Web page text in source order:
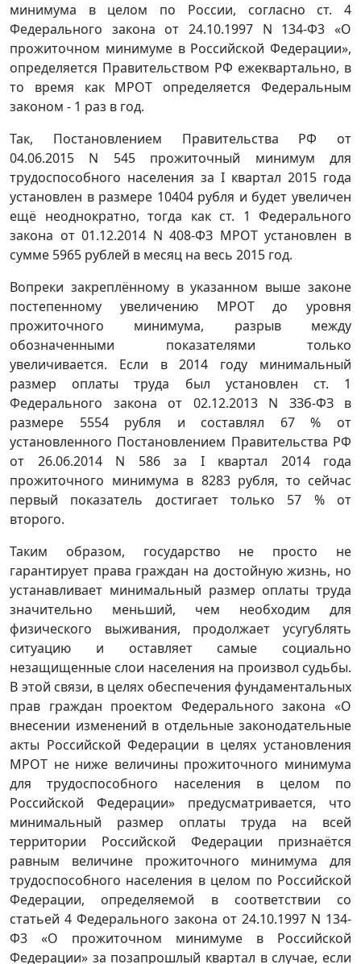
минимума в целом по России, согласно ст. 4
Федерального закона от 24.10.1997 N 134-Ф3 «О
прожиточном минимуме в Российской Федерации»,
определяется Правительством РФ ежеквартально, в
то время как МРОТ определяется Федеральным
законом - 1 раз в год.
Так, Постановлением Правительства РФ от
04.06.2015 N 545 прожиточный минимум для
трудоспособного населения за I квартал 2015 года
установлен в размере 10404 рубля и будет увеличен
ещё неоднократно, тогда как ст. 1 Федерального
закона от 01.12.2014 N 408-ФЗ МРОТ установлен в
сумме 5965 рублей в месяц на весь 2015 год.
Вопреки закреплённому в указанном выше законе
постепенному увеличению МРОТ до уровня
прожиточного минимума, разрыв между
обозначенными показателями только
увеличивается. Если в 2014 году минимальный
размер оплаты труда был установлен ст. 1
Федерального закона от 02.12.2013 N ЗЗб-ФЗ в
размере 5554 рубля и составлял 67 % от
установленного Постановлением Правительства РФ
от 26.06.2014 N 586 за I квартал 2014 года
прожиточного минимума в 8283 рубля, то сейчас
первый показатель достигает только 57 % от
второго.
Таким образом, государство не просто не
гарантирует права граждан на достойную жизнь, но
устанавливает минимальный размер оплаты труда
значительно меньший, чем необходим для
физического выживания, продолжает усугублять
ситуацию и оставляет самые социально
незащищенные слои населения на произвол судьбы.
В этой связи, в целях обеспечения фундаментальных
прав граждан проектом Федерального закона «О
внесении изменений в отдельные законодательные
акты Российской Федерации в целях установления
МРОТ не ниже величины прожиточного минимума
для трудоспособного населения в целом по
Российской Федерации» предусматривается, что
минимальный размер оплаты труда на всей
территории Российской Федерации признаётся
равным величине прожиточного минимума для
трудоспособного населения в целом по Российской
Федерации, определяемой в соответствии со
статьей 4 Федерального закона от 24.10.1997 N 134-
Ф3 «О прожиточном минимуме в Российской
Федерации» за позапрошлый квартал в случае, если